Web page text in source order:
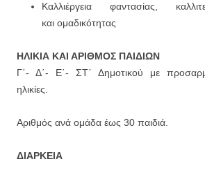
Καλλιέργεια φαντασίας,
και ομαδικότητας
ΗΛΙΚΙΑ ΚΑΙ ΑΡΙΘΜΟΣ ΠΑΙΔΙΩΝ
Γ΄- Δ΄- Ε΄- ΣΤ΄ Δημοτικού με
ηλικίες.
Αριθμός ανά ομάδα έως 30 παιδιά.
ΔΙΑΡΚΕΙΑ